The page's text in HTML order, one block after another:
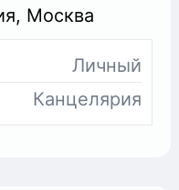
Москва
Личный
Канцелярия